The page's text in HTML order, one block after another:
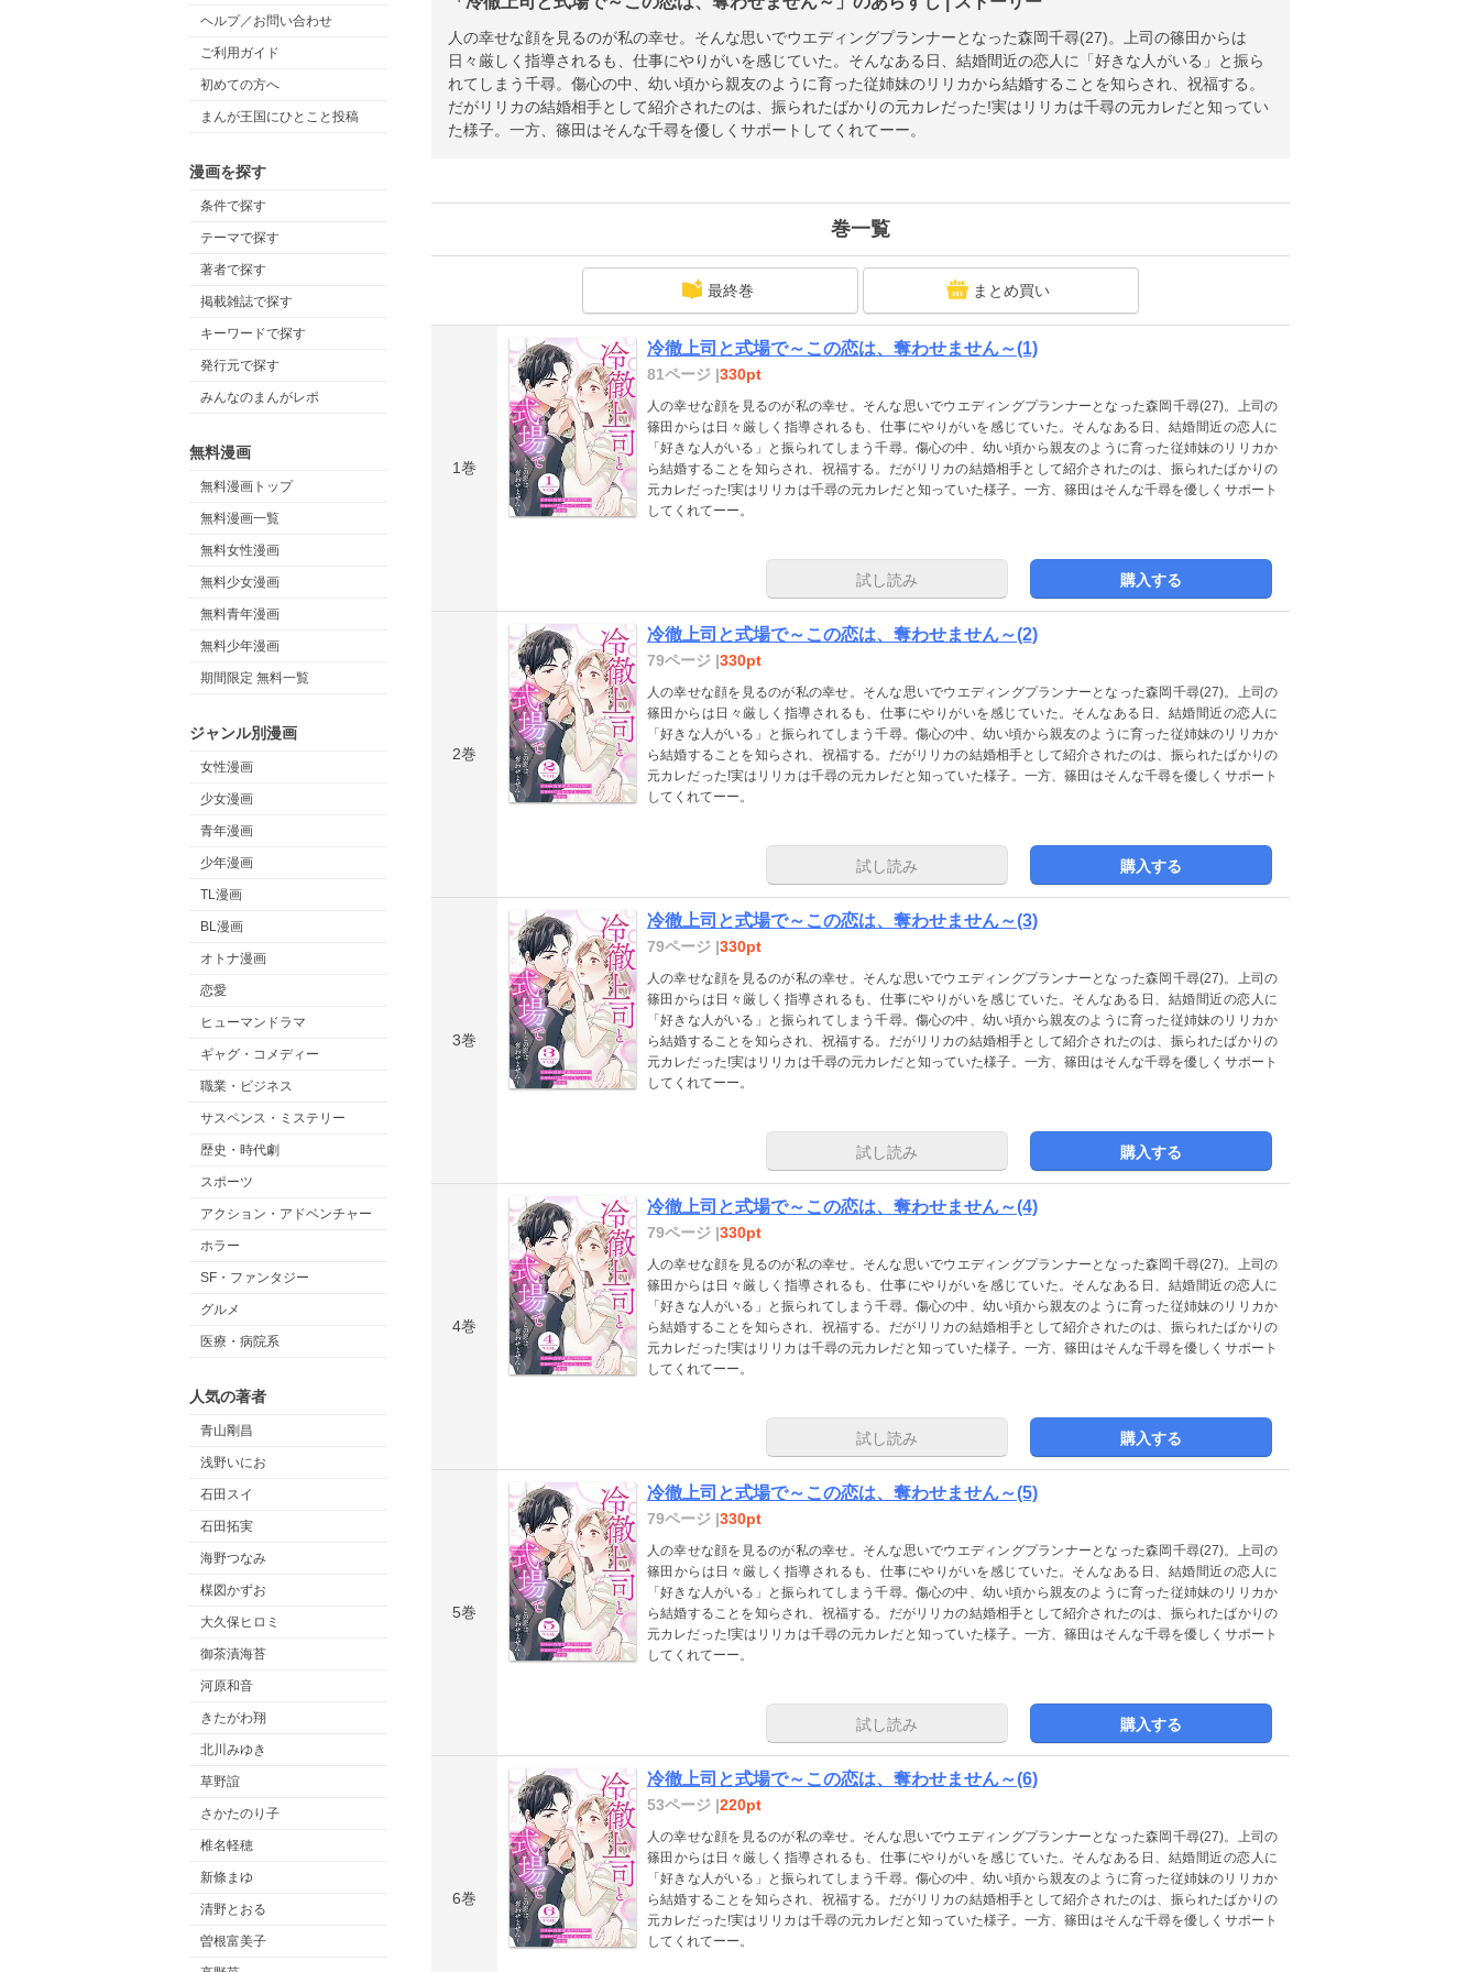
ヘルプ／お問い合わせ
ご利用ガイド
初めての方へ
まんが王国にひとこと投稿
漫画を探す
条件で探す
テーマで探す
著者で探す
掲載雑誌で探す
キーワードで探す
発行元で探す
みんなのまんがレポ
無料漫画
無料漫画トップ
無料漫画一覧
無料女性漫画
無料少女漫画
無料青年漫画
無料少年漫画
期間限定 無料一覧
ジャンル別漫画
女性漫画
少女漫画
青年漫画
少年漫画
TL漫画
BL漫画
オトナ漫画
恋愛
ヒューマンドラマ
ギャグ・コメディー
職業・ビジネス
サスペンス・ミステリー
歴史・時代劇
スポーツ
アクション・アドベンチャー
ホラー
SF・ファンタジー
グルメ
医療・病院系
人気の著者
青山剛昌
浅野いにお
石田スイ
石田拓実
海野つなみ
楳図かずお
大久保ヒロミ
御茶漬海苔
河原和音
きたがわ翔
北川みゆき
草野誼
さかたのり子
椎名軽穂
新條まゆ
清野とおる
曽根富美子
人の幸せな顔を見るのが私の幸せ。そんな思いでウエディングプランナーとなった森岡千尋(27)。上司の篠田からは
日々厳しく指導されるも、仕事にやりがいを感じていた。そんなある日、結婚間近の恋人に「好きな人がいる」と振ら
れてしまう千尋。傷心の中、幼い頃から親友のように育った従姉妹のリリカから結婚することを知らされ、祝福する。
だがリリカの結婚相手として紹介されたのは、振られたばかりの元カレだった!実はリリカは千尋の元カレだと知ってい
た様子。一方、篠田はそんな千尋を優しくサポートしてくれてーー。
巻一覧
最終巻 まとめ買い
1巻
冷徹上司と式場で～この恋は、奪わせません～(1)
81ページ |330pt
人の幸せな顔を見るのが私の幸せ。そんな思いでウエディングプランナーとなった森岡千尋(27)。上司の
篠田からは日々厳しく指導されるも、仕事にやりがいを感じていた。そんなある日、結婚間近の恋人に
「好きな人がいる」と振られてしまう千尋。傷心の中、幼い頃から親友のように育った従姉妹のリリカか
ら結婚することを知らされ、祝福する。だがリリカの結婚相手として紹介されたのは、振られたばかりの
元カレだった!実はリリカは千尋の元カレだと知っていた様子。一方、篠田はそんな千尋を優しくサポート
してくれてーー。
試し読み 購入する
2巻
冷徹上司と式場で～この恋は、奪わせません～(2)
79ページ |330pt
人の幸せな顔を見るのが私の幸せ。そんな思いでウエディングプランナーとなった森岡千尋(27)。上司の
篠田からは日々厳しく指導されるも、仕事にやりがいを感じていた。そんなある日、結婚間近の恋人に
「好きな人がいる」と振られてしまう千尋。傷心の中、幼い頃から親友のように育った従姉妹のリリカか
ら結婚することを知らされ、祝福する。だがリリカの結婚相手として紹介されたのは、振られたばかりの
元カレだった!実はリリカは千尋の元カレだと知っていた様子。一方、篠田はそんな千尋を優しくサポート
してくれてーー。
試し読み 購入する
3巻
冷徹上司と式場で～この恋は、奪わせません～(3)
79ページ |330pt
人の幸せな顔を見るのが私の幸せ。そんな思いでウエディングプランナーとなった森岡千尋(27)。上司の
篠田からは日々厳しく指導されるも、仕事にやりがいを感じていた。そんなある日、結婚間近の恋人に
「好きな人がいる」と振られてしまう千尋。傷心の中、幼い頃から親友のように育った従姉妹のリリカか
ら結婚することを知らされ、祝福する。だがリリカの結婚相手として紹介されたのは、振られたばかりの
元カレだった!実はリリカは千尋の元カレだと知っていた様子。一方、篠田はそんな千尋を優しくサポート
してくれてーー。
試し読み 購入する
4巻
冷徹上司と式場で～この恋は、奪わせません～(4)
79ページ |330pt
人の幸せな顔を見るのが私の幸せ。そんな思いでウエディングプランナーとなった森岡千尋(27)。上司の
篠田からは日々厳しく指導されるも、仕事にやりがいを感じていた。そんなある日、結婚間近の恋人に
「好きな人がいる」と振られてしまう千尋。傷心の中、幼い頃から親友のように育った従姉妹のリリカか
ら結婚することを知らされ、祝福する。だがリリカの結婚相手として紹介されたのは、振られたばかりの
元カレだった!実はリリカは千尋の元カレだと知っていた様子。一方、篠田はそんな千尋を優しくサポート
してくれてーー。
試し読み 購入する
5巻
冷徹上司と式場で～この恋は、奪わせません～(5)
79ページ |330pt
人の幸せな顔を見るのが私の幸せ。そんな思いでウエディングプランナーとなった森岡千尋(27)。上司の
篠田からは日々厳しく指導されるも、仕事にやりがいを感じていた。そんなある日、結婚間近の恋人に
「好きな人がいる」と振られてしまう千尋。傷心の中、幼い頃から親友のように育った従姉妹のリリカか
ら結婚することを知らされ、祝福する。だがリリカの結婚相手として紹介されたのは、振られたばかりの
元カレだった!実はリリカは千尋の元カレだと知っていた様子。一方、篠田はそんな千尋を優しくサポート
してくれてーー。
試し読み 購入する
6巻
冷徹上司と式場で～この恋は、奪わせません～(6)
53ページ |220pt
人の幸せな顔を見るのが私の幸せ。そんな思いでウエディングプランナーとなった森岡千尋(27)。上司の
篠田からは日々厳しく指導されるも、仕事にやりがいを感じていた。そんなある日、結婚間近の恋人に
「好きな人がいる」と振られてしまう千尋。傷心の中、幼い頃から親友のように育った従姉妹のリリカか
ら結婚することを知らされ、祝福する。だがリリカの結婚相手として紹介されたのは、振られたばかりの
元カレだった!実はリリカは千尋の元カレだと知っていた様子。一方、篠田はそんな千尋を優しくサポート
してくれてーー。